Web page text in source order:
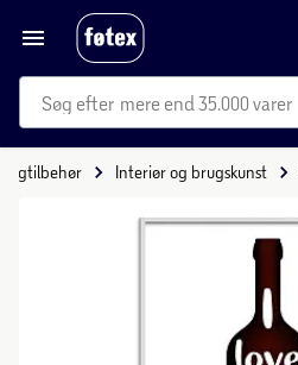
mere end 35.000 varer
Interiør og brugskunst